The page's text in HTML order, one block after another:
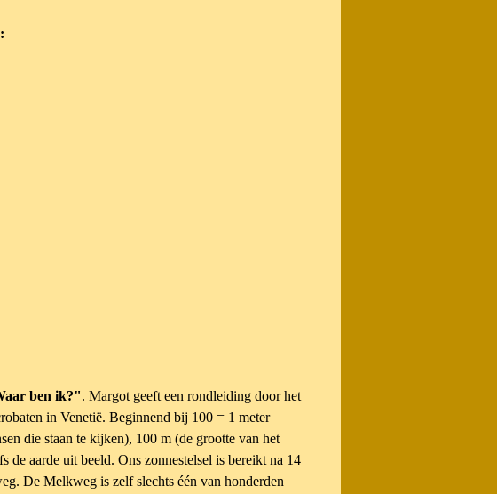
benik?". Margot geeft een rondleiding door het
in Venetië. Beginnend bij 100 = 1 meter
die staan te kijken), 100 m (de grootte van het
de aarde uit beeld. Ons zonnestelsel is bereikt na 14
De Melkweg is zelf slechts één van honderden